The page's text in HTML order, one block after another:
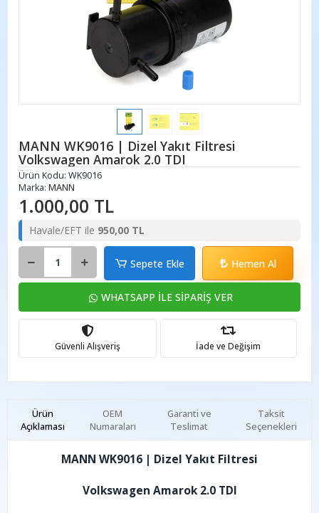
MANN WK9016 | Dizel Yakıt Filtresi
Volkswagen Amarok 2.0 TDI
Ürün Kodu: WK9016
Marka: MANN
1.000,00 TL
Havale/EFT ile 950,00 TL
Sepete Ekle Hemen Al
WHATSAPP İLE SİPARİŞ VER
Güvenli Alışveriş İade ve Değişim
Ürün
Açıklaması
Garanti ve
Teslimat
Taksit
Seçenekleri
OEM
Numaraları
MANN WK9016 | Dizel Yakıt Filtresi
Volkswagen Amarok 2.0 TDI